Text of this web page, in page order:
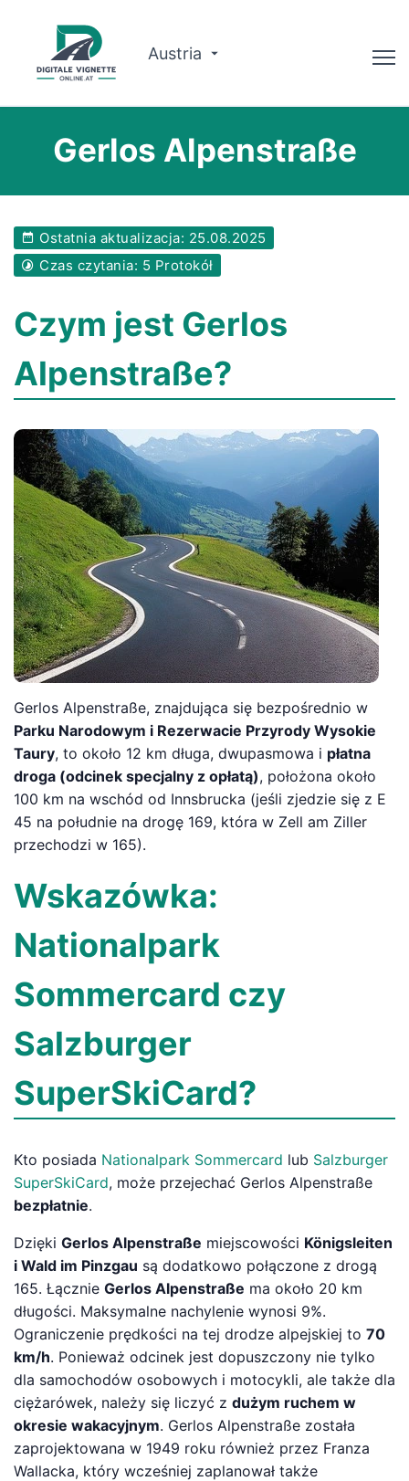
Austria
Planowanie trasy
O nas
Gerlos Alpenstraße
Ostatnia aktualizacja: 25.08.2025
Czas czytania: 5 Protokół
Czym jest Gerlos
Alpenstraße?
Gerlos Alpenstraße, znajdująca się bezpośrednio w
Parku Narodowym i Rezerwacie Przyrody Wysokie
Taury, to około 12 km długa, dwupasmowa i płatna
droga (odcinek specjalny z opłatą), położona około
100 km na wschód od Innsbrucka (jeśli zjedzie się z E
45 na południe na drogę 169, która w Zell am Ziller
przechodzi w 165).
Wskazówka:
Nationalpark
Sommercard czy
Salzburger
SuperSkiCard?
Kto posiada Nationalpark Sommercard lub Salzburger
SuperSkiCard, może przejechać Gerlos Alpenstraße
bezpłatnie.
Dzięki Gerlos Alpenstraße miejscowości Königsleiten
i Wald im Pinzgau są dodatkowo połączone z drogą
165. Łącznie Gerlos Alpenstraße ma około 20 km
długości. Maksymalne nachylenie wynosi 9%.
Ograniczenie prędkości na tej drodze alpejskiej to 70
km/h. Ponieważ odcinek jest dopuszczony nie tylko
dla samochodów osobowych i motocykli, ale także dla
ciężarówek, należy się liczyć z dużym ruchem w
okresie wakacyjnym. Gerlos Alpenstraße została
zaprojektowana w 1949 roku również przez Franza
Wallacka, który wcześniej zaplanował także